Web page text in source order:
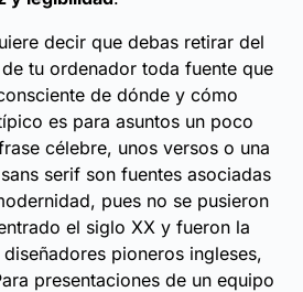
decir que debas retirar del
tu ordenador toda fuente que
de dónde y cómo
es para asuntos un poco
célebre, unos versos o una
sans serif son fuentes asociadas
pues no se pusieron
el siglo XX y fueron la
pioneros ingleses,
presentaciones de un equipo